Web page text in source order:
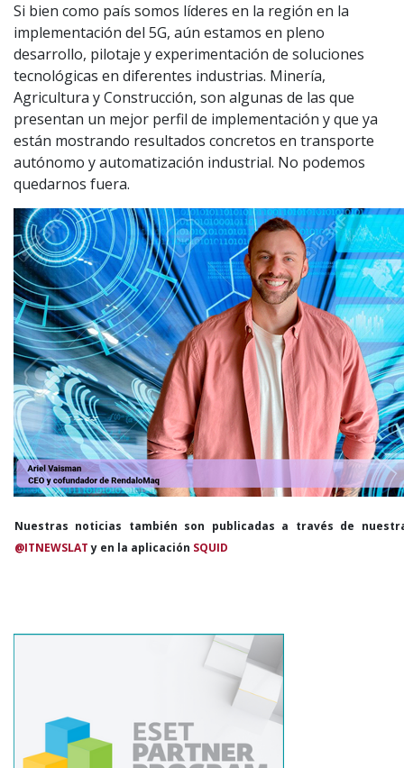
Si bien como país somos líderes en la región en la
implementación del 5G, aún estamos en pleno
desarrollo, pilotaje y experimentación de soluciones
tecnológicas en diferentes industrias. Minería,
Agricultura y Construcción, son algunas de las que
presentan un mejor perfil de implementación y que ya
están mostrando resultados concretos en transporte
autónomo y automatización industrial. No podemos
quedarnos fuera.
Nuestras noticias también son publicadas a través de
@ITNEWSLATy en la aplicación SQUID